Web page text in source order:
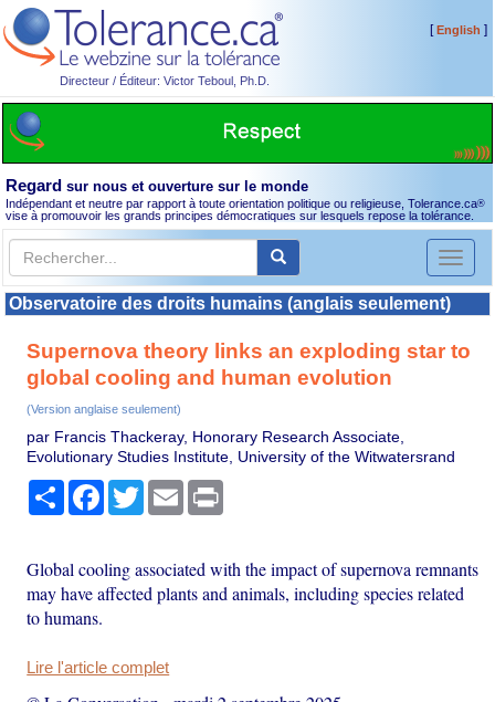
Directeur / Éditeur: Victor Teboul, Ph.D.
[English ]
Regard sur nous et ouverture sur le monde
Indépendant et neutre par rapport à toute orientation politique ou religieuse, Tolerance.ca®
vise à promouvoir les grands principes démocratiques sur lesquels repose la tolérance.
Toggle
Observatoire des droits humains (anglais seulement)
Supernova theory links an exploding star to
global cooling and human evolution
(Version anglaise seulement)
par Francis Thackeray, Honorary Research Associate,
Evolutionary Studies Institute, University of the Witwatersrand
PartagerFacebook
TwitterEmail
Global cooling associated with the impact of supernova remnants
may have affected plants and animals, including species related
to humans.
Lire l'article complet